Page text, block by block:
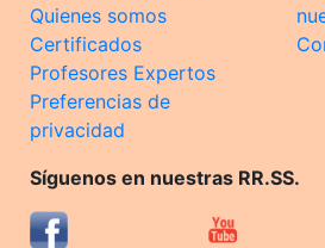
Quienes somos
Certificados
Profesores Expertos
Preferencias de
privacidad
Síguenos en nuestras RR.SS.